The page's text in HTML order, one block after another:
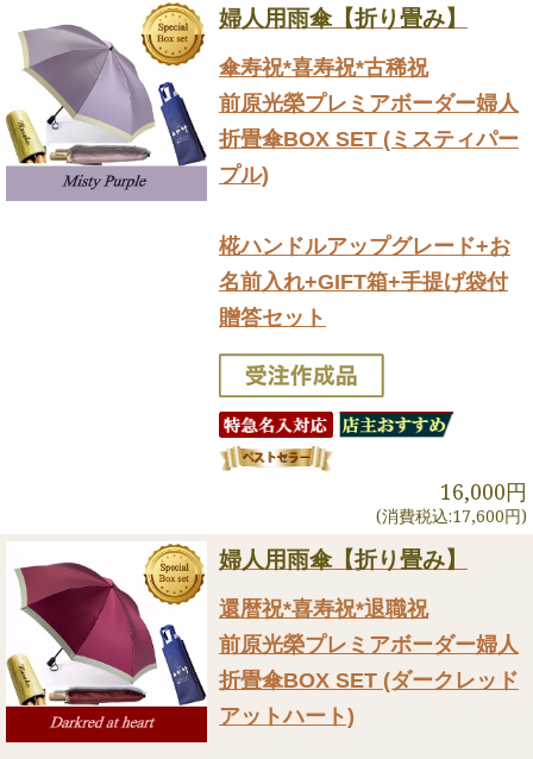
婦人用雨傘【折り畳み】
傘寿祝*喜寿祝*古稀祝
前原光榮プレミアボーダー婦人
折畳傘BOX SET (ミスティパー
プル)
椛ハンドルアップグレード+お
名前入れ+GIFT箱+手提げ袋付
贈答セット
16,000円
(消費税込:17,600円)
婦人用雨傘【折り畳み】
還暦祝*喜寿祝*退職祝
前原光榮プレミアボーダー婦人
折畳傘BOX SET (ダークレッド
アットハート)